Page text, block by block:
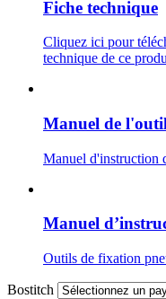
Fiche technique
Cliquez ici pour
technique de ce
Manuel de l'outil
Manuel d'instruction
Manuel
Outils de fixation
Bostitch